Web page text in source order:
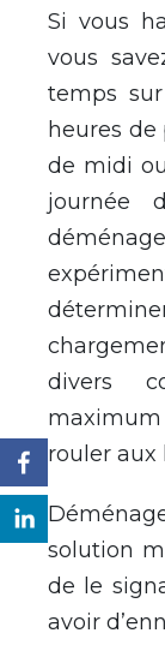
Si vous
vous
temps
heures
de midi
journée
divers
rouler aux
solution
de le
avoir